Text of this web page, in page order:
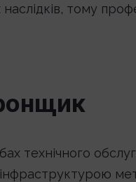
тому
інфраструктурою